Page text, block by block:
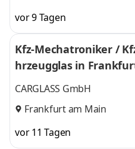
vor 9 Tagen
Kfz-Mechatroniker /
hrzeugglas in
eg - 0378
CARGLASS GmbH
Frankfurt am Main
vor 11 Tagen